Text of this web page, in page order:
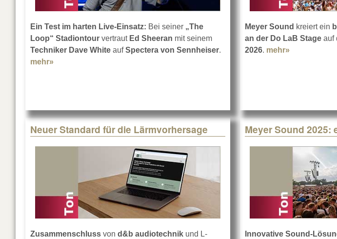
Ein Test im harten Live-Einsatz: Bei seiner „The
Loop“ Stadiontour vertraut Ed Sheeran mit seinem
Techniker Dave White aufSpectera von Sennheiser.
mehr»
Meyer Sound kreiert ein
an der Do LaB Stage auf
2026. mehr»
Neuer Standard für die Lärmvorhersage
Zusammenschluss von d&b audiotechnik und L-
Meyer Sound 2025:
Innovative Sound-